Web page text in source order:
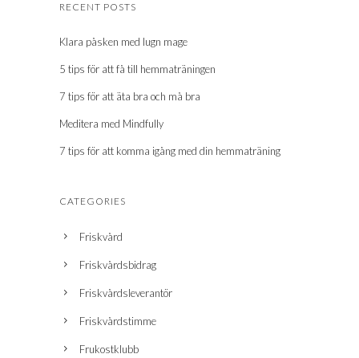
RECENT POSTS
Klara påsken med lugn mage
5 tips för att få till hemmaträningen
7 tips för att äta bra och må bra
Meditera med Mindfully
7 tips för att komma igång med din hemmaträning
CATEGORIES
Friskvård
Friskvårdsbidrag
Friskvårdsleverantör
Friskvårdstimme
Frukostklubb